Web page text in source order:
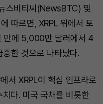
스비티씨(NewsBTC) 및
따르면, XRPL 위에서 토
만에 5,000만 달러에서 4
한 것으로 나타났다.
서 XRPL이 핵심 인프라로
다. 미국 국채를 비롯한